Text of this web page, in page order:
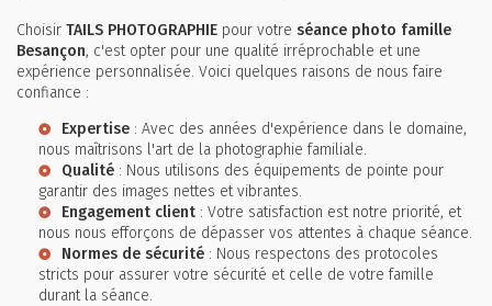
Choisir TAILS PHOTOGRAPHIE pour votre séance photo famille
Besançon, c'est opter pour une qualité irréprochable et une
expérience personnalisée. Voici quelques raisons de nous faire
confiance :
Expertise : Avec des années d'expérience dans le domaine,
nous maîtrisons l'art de la photographie familiale.
Qualité : Nous utilisons des équipements de pointe pour
garantir des images nettes et vibrantes.
Engagement client : Votre satisfaction est notre priorité, et
nous nous efforçons de dépasser vos attentes à chaque séance.
Normes de sécurité : Nous respectons des protocoles
stricts pour assurer votre sécurité et celle de votre famille
durant la séance.